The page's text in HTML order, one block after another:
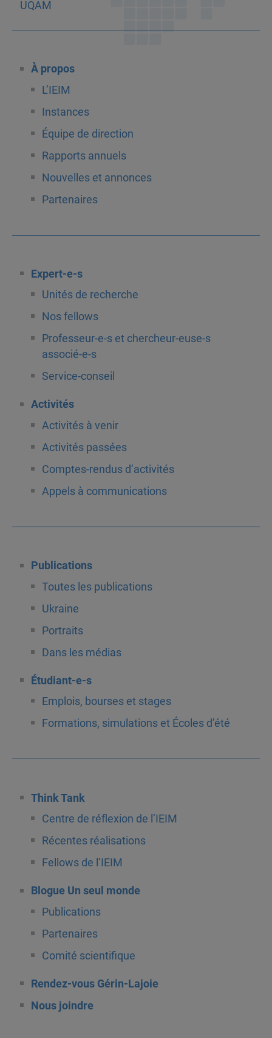
À propos
L’IEIM
Instances
Équipe de direction
Rapports annuels
Nouvelles et annonces
Partenaires
Expert-e-s
Unités de recherche
Nos fellows
Professeur-e-s et chercheur-euse-s
associé-e-s
Service-conseil
Activités
Activités à venir
Activités passées
Comptes-rendus d’activités
Appels à communications
Publications
Toutes les publications
Ukraine
Portraits
Dans les médias
Étudiant-e-s
Emplois, bourses et stages
Formations, simulations et Écoles d’été
Think Tank
Centre de réflexion de l’IEIM
Récentes réalisations
Fellows de l’IEIM
Blogue Un seul monde
Publications
Partenaires
Comité scientifique
Rendez-vous Gérin-Lajoie
Nous joindre